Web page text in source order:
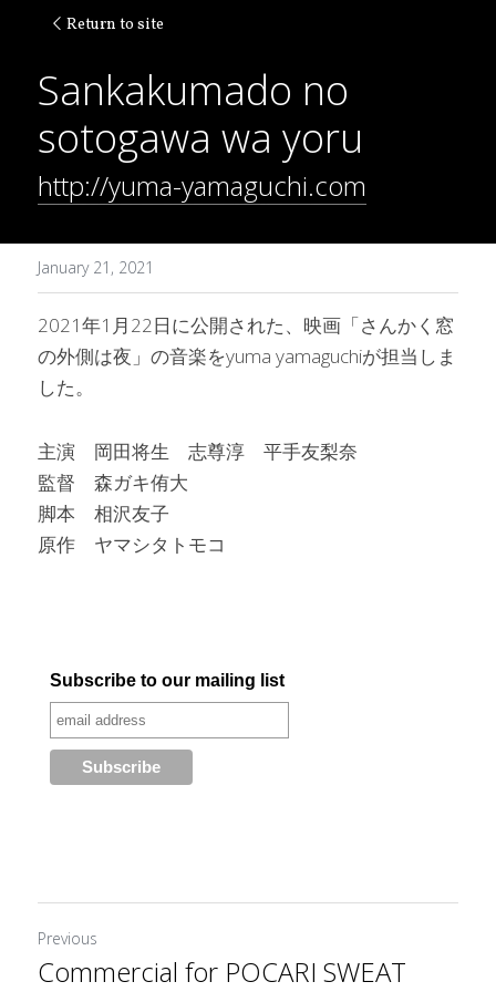
Return to site
Sankakumado no
sotogawa wa yoru
http://yuma-yamaguchi.com
January 21, 2021
2021年1月22日に公開された、映画「さんかく窓
の外側は夜」の音楽をyuma yamaguchiが担当しま
した。
主演　岡田将生　志尊淳　平手友梨奈
監督　森ガキ侑大
脚本　相沢友子
原作　ヤマシタトモコ
Previous
Commercial for POCARI SWEAT